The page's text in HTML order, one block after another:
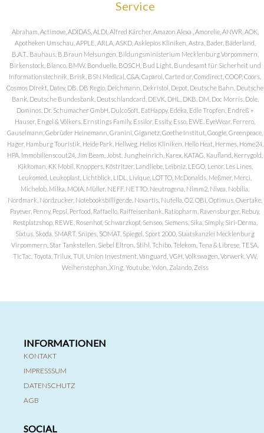
Service
Abraham, Actimove, ADIDAS, ALDI, Alfred Kärcher, Amazon Alexa , Amorelie, ANWR, AOK,
Apotheken Umschau, APPLE, ARLA, ASKD, Asklepios Kliniken, Astra, Bader, Bäderland,
B.A.T., Bauhaus, B.Braun Melsungen, Bildungsministerium Mecklenburg Vorpommern,
Birkenstock, Blanco, BMW, Bonduelle, BOSCH, Bud Light, Bundesamt für Sicherheit und
Informationstechnik, Brisk, BSN Medical, C&A, Caparol, Carte d or, Comdirect, COOP, Coors,
Cosmos DIrekt, Datev, DB, DB Regio, Deichmann, Dekristol, Depot, Deutsche Bahn, Deutsche
Bank, Deutsche Bundesbank, Deutschlandcard, DEVK, DHL, DKB, DM, Doc Morris, Dole,
Dominos, Dr. Schumacher GmbH, DulcoSoft, EatHappy, Edeka, Edle Tropfen, Endreß +
Hauser, Engel & Völkers, Ernstings Family, Essilor, Essity, Esso, EWE, EyeWear, Ferrero,
Gauselmann, Gebrüder Heinemann, Granini, Giganetz, Goethe Institut, Google, Greenpeace,
Hager, Hamburg Touristik, Heide Park, Hellweg, Helios Kliniken, Hello Heat, Hermes, Home24,
HPA, Immobilienscout24, Jim Beam, Jobst, Jungheinrich, Karex, KATAG, Kaufland, Kerrygold,
Kikkoman, KK Mobil, Knoppers, Köstritzer, Landliebe, Leibniz, LEGO, Lenor, Les Lines,
Leukomed, Leukoplast, Lichtblick, LIDL, Livique, LOTTO, McDonalds, Meßmer, Merci,
Michelob, Milka, MOIA, Müller, NEFF, NETTO, Neutrogena, Nimm2, Nivea, Nobilia,
Nordmark, Nordzucker, Notebooksbilliger.de, Novartis, Nutella, O2, OBI, Optimus, Overtake,
Payever, Penny, Pepsi, Perfood, Raffaello, Raiffeisenbank, Ratiopharm, Ravensburger, Rebuy,
Restplatzshop, REWE, Rosenhof, Schwarzkopf, Senseo, Siemens, Sika, Simply, Siri-Derma,
Sixtus, Skoda, SMART, Snipes, SOMAT, Spiegel, Sport 2000, Staatskanzlei Mecklenburg
Virpommern, Star Tankstellen, Siebel Eltron, Stihl, Tchibo, Telekom, Tena & Librese, TESA,
TicTac, Toyota, Trilux, TUI, Union Investment, Vanguard, VGH, Volkswagen, Vorwerk, VW,
Weihenstephan, Xing, Youtube, Yxlon, Zalando, Zeiss
INFORMATIONEN
KONTAKT
IMPRESSSUM
DATENSCHUTZ
AGB
SOCIAL